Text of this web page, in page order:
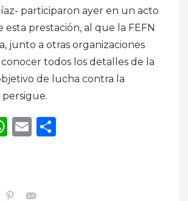
participaron ayer en un acto
esta prestación, al que la FEFN
junto a otras organizaciones
conocer todos los detalles de la
de lucha contra la
WhatsApp
Email